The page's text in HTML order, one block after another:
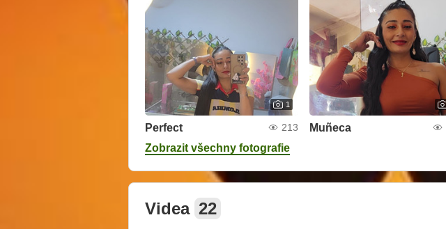
1
Perfect 213 Muñeca
Zobrazit všechny fotografie
Videa 22